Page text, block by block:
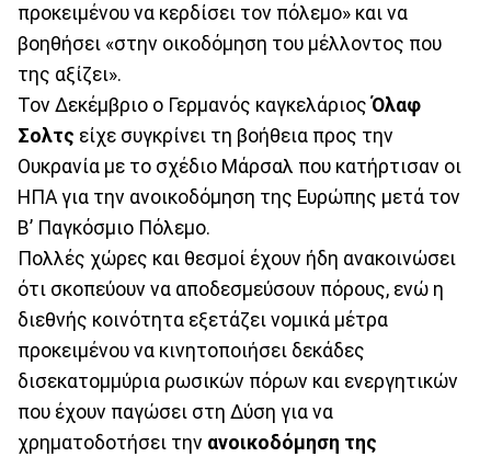
προκειμένου να κερδίσει τον πόλεμο» και να
βοηθήσει «στην οικοδόμηση του μέλλοντος που
της αξίζει».
Τον Δεκέμβριο ο Γερμανός καγκελάριοςΌλαφ
Σολτς είχε συγκρίνει τη βοήθεια προς την
Ουκρανία με το σχέδιο Μάρσαλ που κατήρτισαν οι
ΗΠΑ για την ανοικοδόμηση της Ευρώπης μετά τον
Β’ Παγκόσμιο Πόλεμο.
Πολλές χώρες και θεσμοί έχουν ήδη ανακοινώσει
ότι σκοπεύουν να αποδεσμεύσουν πόρους, ενώ η
διεθνής κοινότητα εξετάζει νομικά μέτρα
προκειμένου να κινητοποιήσει δεκάδες
δισεκατομμύρια ρωσικών πόρων και ενεργητικών
που έχουν παγώσει στη Δύση για να
χρηματοδοτήσει την ανοικοδόμηση της